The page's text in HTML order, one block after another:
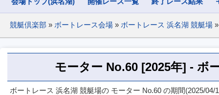
競艇倶楽部 » ボートレース会場 » ボートレース 浜名湖 競艇場 »
モーター No.60 [2025年] - ボ
ボートレース 浜名湖 競艇場の モーター No.60 の期間(2025/